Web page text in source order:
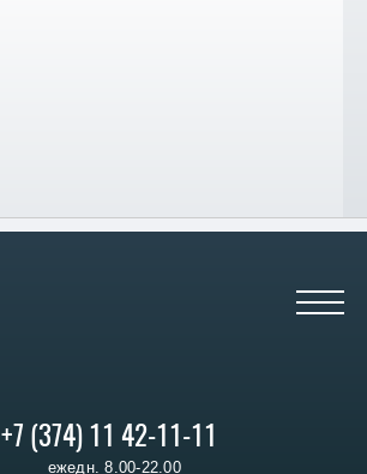
+7 (374) 11 42-11-11
ежедн. 8.00-22.00